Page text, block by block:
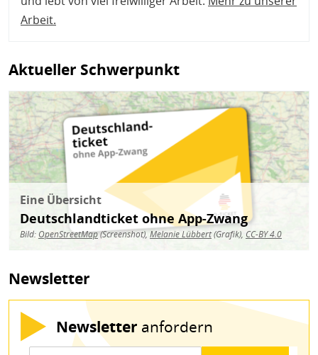
Arbeit.
Aktueller Schwerpunkt
Bild
Eine Übersicht
Deutschlandticket ohne App-Zwang
Bild: OpenStreetMap(Screenshot),Melanie Lübbert(Grafik), CC-BY 4.0
Newsletter
Newsletter anfordern